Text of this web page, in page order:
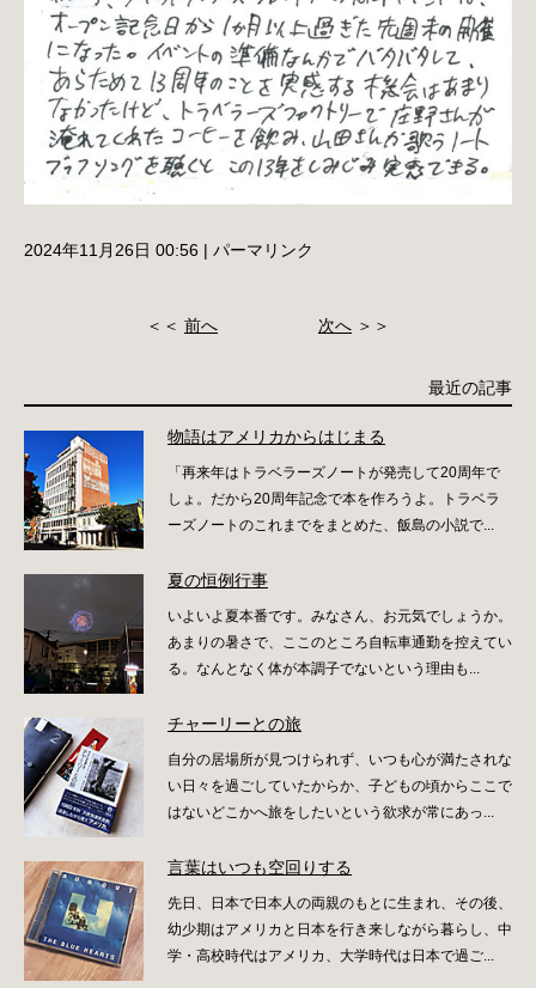
2024年11月26日 00:56 | パーマリンク
＜＜ 前へ 次へ ＞＞
最近の記事
物語はアメリカからはじまる
「再来年はトラベラーズノートが発売して20周年で
しょ。だから20周年記念で本を作ろうよ。トラベラ
ーズノートのこれまでをまとめた、飯島の小説で...
夏の恒例行事
いよいよ夏本番です。みなさん、お元気でしょうか。
あまりの暑さで、ここのところ自転車通勤を控えてい
る。なんとなく体が本調子でないという理由も...
チャーリーとの旅
自分の居場所が見つけられず、いつも心が満たされな
い日々を過ごしていたからか、子どもの頃からここで
はないどこかへ旅をしたいという欲求が常にあっ...
言葉はいつも空回りする
先日、日本で日本人の両親のもとに生まれ、その後、
幼少期はアメリカと日本を行き来しながら暮らし、中
学・高校時代はアメリカ、大学時代は日本で過ご...